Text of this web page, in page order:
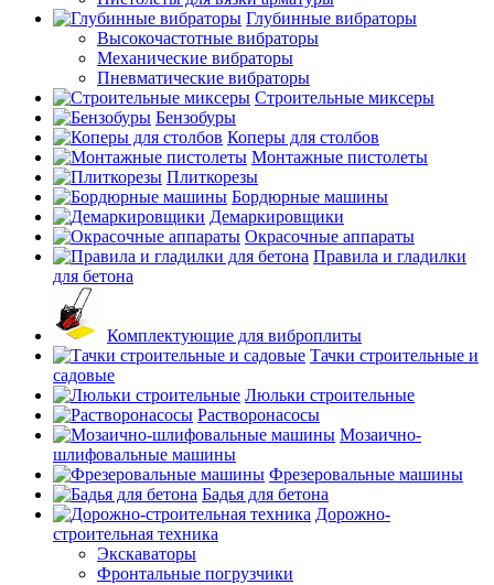
Глубинные вибраторы
Высокочастотные вибраторы
Механические вибраторы
Пневматические вибраторы
Строительные миксеры
Бензобуры
Коперы для столбов
Монтажные пистолеты
Плиткорезы
Бордюрные машины
Демаркировщики
Окрасочные аппараты
Правила и гладилки
для бетона
Комплектующие для виброплиты
Тачки строительные и
садовые
Люльки строительные
Растворонасосы
Мозаично-
шлифовальные машины
Фрезеровальные машины
Бадья для бетона
Дорожно-
строительная техника
Экскаваторы
Фронтальные погрузчики